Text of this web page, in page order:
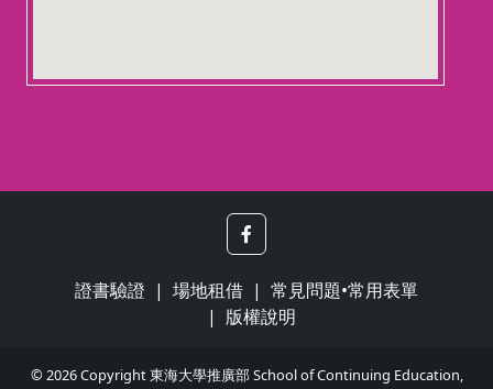
證書驗證 場地租借
常見問題•常用表單
版權說明
© 2026 Copyright 東海大學推廣部 School of Continuing Education,